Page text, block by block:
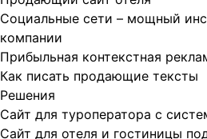
Социальные сети – мощный
компании
Прибыльная контекстная
Как писать продающие тексты
Решения
Сайт для туроператора с
Сайт для отеля и гостиницы